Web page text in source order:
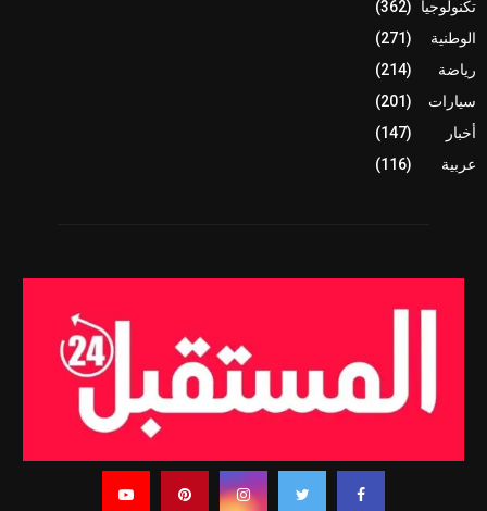
تكنولوجيا
(362)
الوطنية
(271)
رياضة
(214)
سيارات
(201)
أخبار
(147)
عربية
(116)